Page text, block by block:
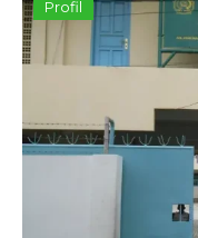
Profil